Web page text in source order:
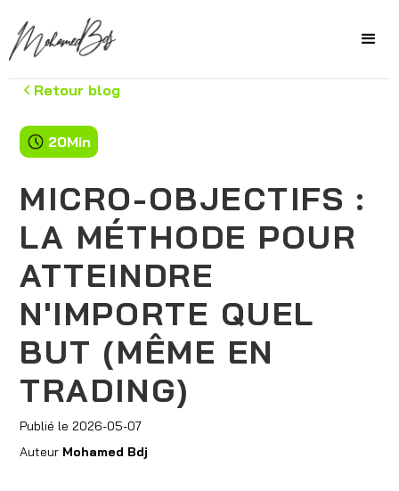
Retour blog
20Min
MICRO-OBJECTIFS :
LA MÉTHODE POUR
ATTEINDRE
N'IMPORTE QUEL
BUT (MÊME EN
TRADING)
Publié le 2026-05-07
Auteur Mohamed Bdj